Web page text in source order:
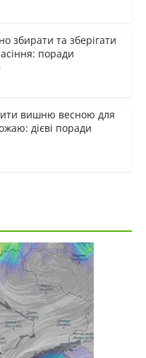
збирати та зберігати
поради
вишню весною для
дієві поради